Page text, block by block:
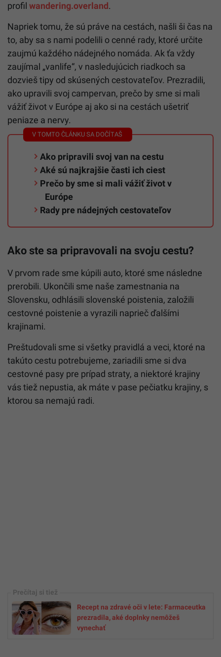
profil wandering.overland.
Napriek tomu, že sú práve na cestách, našli ši čas na
to, aby sa s nami podelili o cenné rady, ktoré určite
zaujmú každého nádejného nomáda. Ak ťa vždy
zaujímal „vanlife“, v nasledujúcich riadkoch sa
dozvieš tipy od skúsených cestovateľov. Prezradili,
ako upravili svoj campervan, prečo by sme si mali
vážiť život v Európe aj ako si na cestách ušetriť
peniaze a nervy.
Ako pripravili svoj van na cestu
Aké sú najkrajšie časti ich ciest
Prečo by sme si mali vážiť život v
Európe
Rady pre nádejných cestovateľov
Ako ste sa pripravovali na svoju cestu?
V prvom rade sme kúpili auto, ktoré sme následne
prerobili. Ukončili sme naše zamestnania na
Slovensku, odhlásili slovenské poistenia, založili
cestovné poistenie a vyrazili naprieč ďalšími
krajinami.
Preštudovali sme si všetky pravidlá a veci, ktoré na
takúto cestu potrebujeme, zariadili sme si dva
cestovné pasy pre prípad straty, a niektoré krajiny
vás tiež nepustia, ak máte v pase pečiatku krajiny, s
ktorou sa nemajú radi.
Recept na zdravé oči v lete: Farmaceutka
prezradila, aké doplnky nemôžeš
vynechať